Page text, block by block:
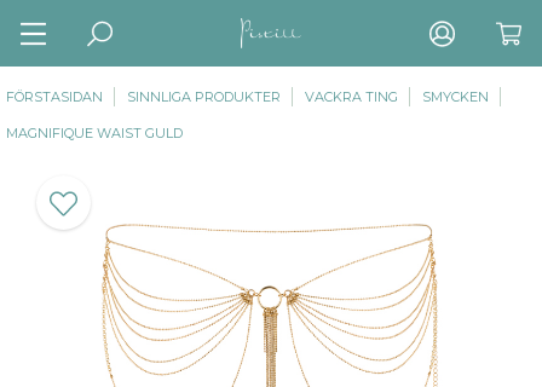
FÖRSTASIDAN SINNLIGA PRODUKTER VACKRA TING SMYCKEN
MAGNIFIQUE WAIST GULD